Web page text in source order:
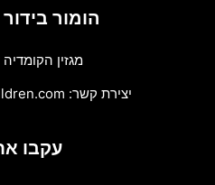
הומור
מגזין
יצירת קשר:
עקבו